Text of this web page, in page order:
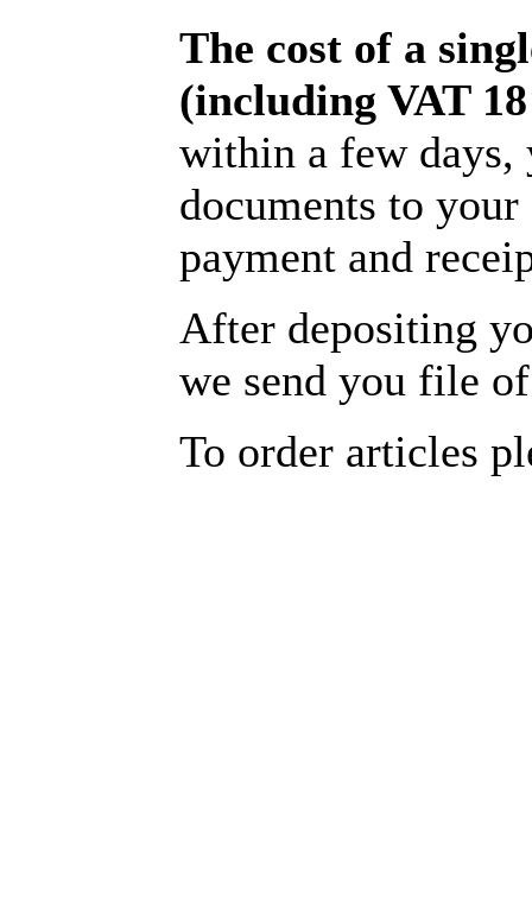
The cost of a
(including VAT
within a few
documents to
payment and
After depositing
we send you file
To order articles